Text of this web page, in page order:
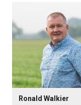
Ronald Walkier